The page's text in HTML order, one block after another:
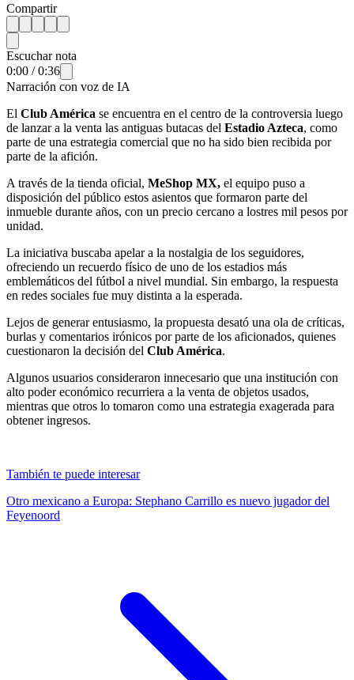
Compartir
Escuchar nota
0:00 /0:36
Narración con voz de IA
El Club América se encuentra en el centro de la controversia luego
de lanzar a la venta las antiguas butacas del Estadio Azteca, como
parte de una estrategia comercial que no ha sido bien recibida por
parte de la afición.
A través de la tienda oficial, MeShop MX, el equipo puso a
disposición del público estos asientos que formaron parte del
inmueble durante años, con un precio cercano a lostres mil pesos por
unidad.
La iniciativa buscaba apelar a la nostalgia de los seguidores,
ofreciendo un recuerdo físico de uno de los estadios más
emblemáticos del fútbol a nivel mundial. Sin embargo, la respuesta
en redes sociales fue muy distinta a la esperada.
Lejos de generar entusiasmo, la propuesta desató una ola de críticas,
burlas y comentarios irónicos por parte de los aficionados, quienes
cuestionaron la decisión del Club América.
Algunos usuarios consideraron innecesario que una institución con
alto poder económico recurriera a la venta de objetos usados,
mientras que otros lo tomaron como una estrategia exagerada para
obtener ingresos.
También te puede interesar
Otro mexicano a Europa: Stephano Carrillo es nuevo jugador del
Feyenoord